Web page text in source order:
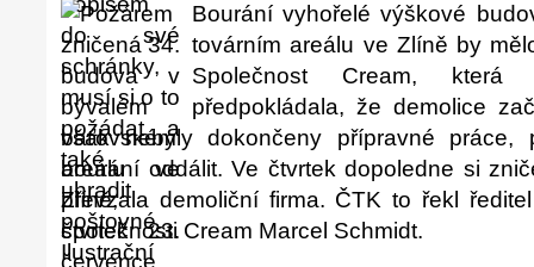
Bourání vyhořelé výškové
továrním areálu ve Zlíně by
Společnost Cream, která
předpokládala, že demolice
však nebyly dokončeny přípravné práce,
bourání oddálit. Ve čtvrtek dopoledne si
převzala demoliční firma. ČTK to řekl
společnosti Cream Marcel Schmidt.